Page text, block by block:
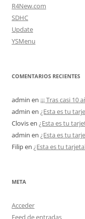
R4New.com
SDHC
Update
YSMenu
COMENTARIOS RECIENTES
admin en ¡¡¡ Tras casi
admin en ¿Esta es tu
Clovisen ¿Esta es tu
admin en ¿Esta es tu
Filipen ¿Esta es tu
META
Acceder
Feed de entradas